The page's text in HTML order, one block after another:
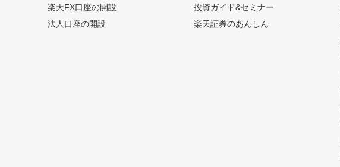
楽天FX口座の開設
法人口座の開設
投資ガイド&セミナー
楽天証券のあんしん